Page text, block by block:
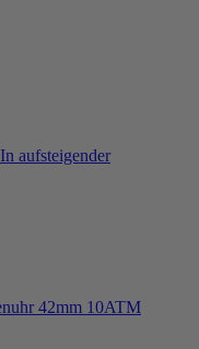
In aufsteigender